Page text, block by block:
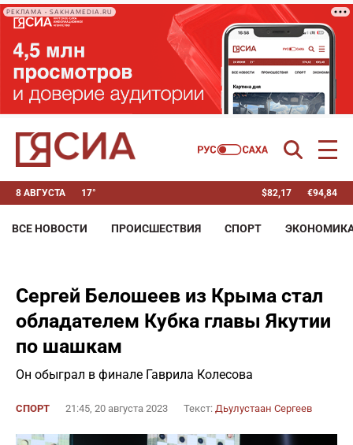
РЕКЛАМА • SAKHAMEDIA.RU
8 АВГУСТА 17° $82,17 €94,84
ВСЕ НОВОСТИ ПРОИСШЕСТВИЯ СПОРТ
Сергей Белошеев из Крыма стал
обладателем Кубка главы Якутии
по шашкам
Он обыграл в финале Гаврила Колесова
СПОРТ 21:45, 20 августа 2023 Текст: Дьулустаан Сергеев